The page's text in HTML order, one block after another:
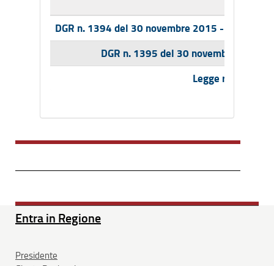
DGR n. 1394 del 30 novembre 2015 -
DGR n. 1395 del 30 novembre 2015
Legge regionale
Entra in Regione
Presidente